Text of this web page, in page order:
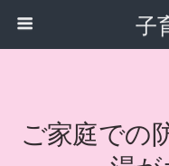
子
ご家庭で